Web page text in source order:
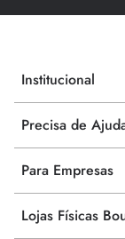
Institucional
Precisa de
Para Empresas
Lojas Físicas